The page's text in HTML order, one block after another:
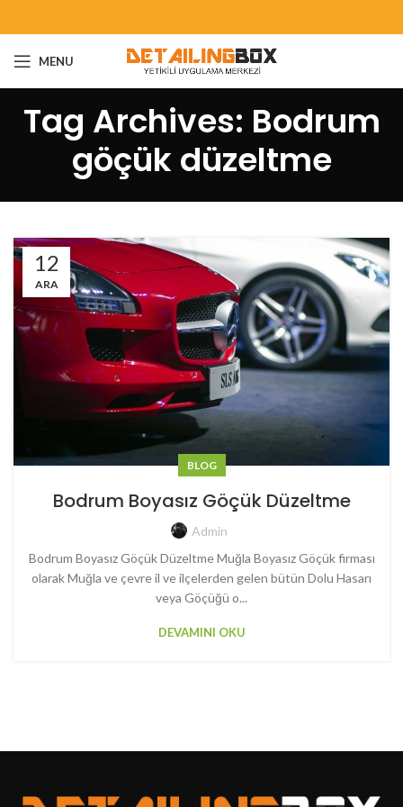
MENU
Tag Archives: Bodrum
göçük düzeltme
12
ARA
BLOG
Bodrum Boyasız Göçük Düzeltme
Admin
Bodrum Boyasız Göçük Düzeltme Muğla Boyasız Göçük firması
olarak Muğla ve çevre il ve ilçelerden gelen bütün Dolu Hasarı
veya Göçüğü o...
DEVAMINI OKU